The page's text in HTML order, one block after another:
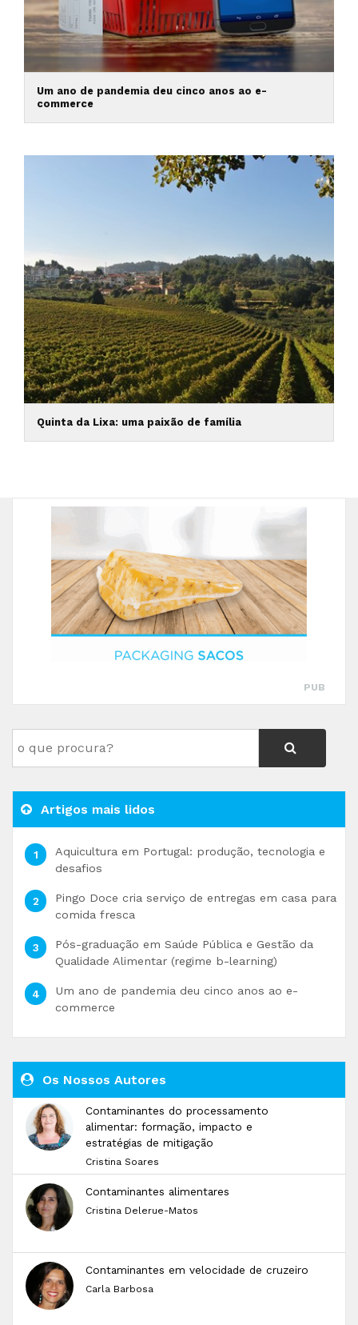
Um ano de pandemia deu cinco anos ao e-
commerce
Quinta da Lixa: uma paixão de família
PUB
Artigos mais lidos
Aquicultura em Portugal: produção, tecnologia e
desafios
Pingo Doce cria serviço de entregas em casa para
comida fresca
Pós-graduação em Saúde Pública e Gestão da
Qualidade Alimentar (regime b-learning)
Um ano de pandemia deu cinco anos ao e-
commerce
Os Nossos Autores
Contaminantes do processamento
alimentar: formação, impacto e
estratégias de mitigação
Cristina Soares
Contaminantes alimentares
Cristina Delerue-Matos
Contaminantes em velocidade de cruzeiro
Carla Barbosa